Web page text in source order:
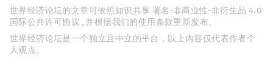
世界经济论坛的文章可依照知识共享 署名-非商业性-非衍生品 4.0
国际公共许可协议 , 并根据我们的使用条款重新发布。
世界经济论坛是一个独立且中立的平台，以上内容仅代表作者个
人观点。